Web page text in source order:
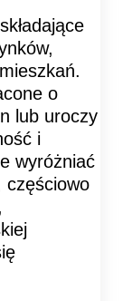
o
lub uroczy
i
wyróżniać
częściowo